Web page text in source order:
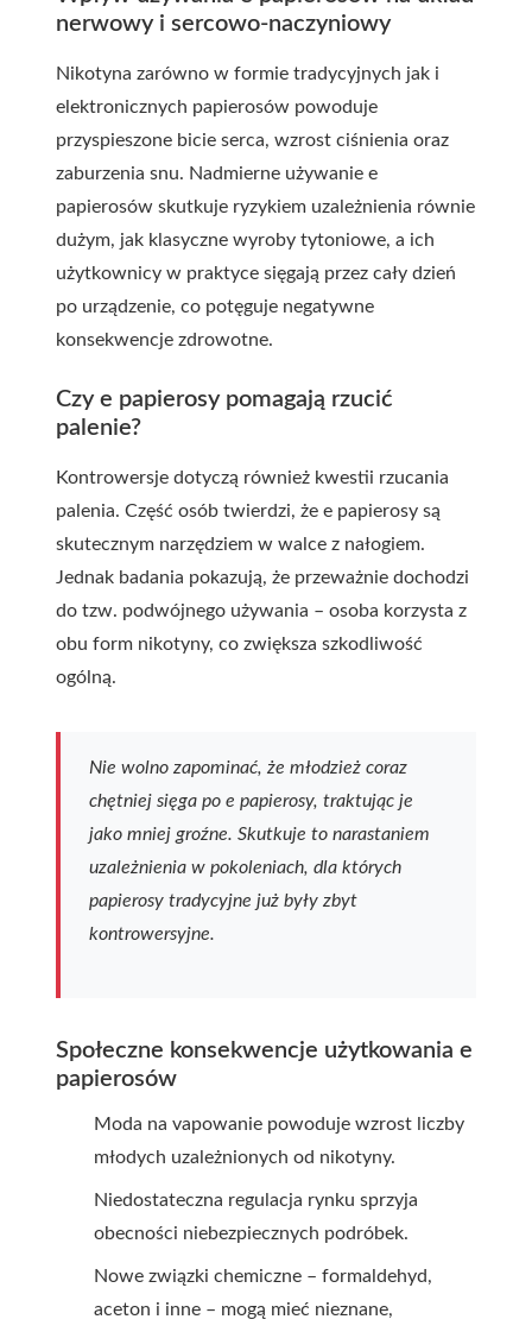
nerwowy i sercowo-naczyniowy
Nikotyna zarówno w formie tradycyjnych jak i
elektronicznych papierosów powoduje
przyspieszone bicie serca, wzrost ciśnienia oraz
zaburzenia snu. Nadmierne używanie e
papierosów skutkuje ryzykiem uzależnienia równie
dużym, jak klasyczne wyroby tytoniowe, a ich
użytkownicy w praktyce sięgają przez cały dzień
po urządzenie, co potęguje negatywne
konsekwencje zdrowotne.
Czy e papierosy pomagają rzucić
palenie?
Kontrowersje dotyczą również kwestii rzucania
palenia. Część osób twierdzi, że e papierosy są
skutecznym narzędziem w walce z nałogiem.
Jednak badania pokazują, że przeważnie dochodzi
do tzw. podwójnego używania – osoba korzysta z
obu form nikotyny, co zwiększa szkodliwość
ogólną.
Nie wolno zapominać, że młodzież coraz
chętniej sięga po e papierosy, traktując je
jako mniej groźne. Skutkuje to narastaniem
uzależnienia w pokoleniach, dla których
papierosy tradycyjne już były zbyt
kontrowersyjne.
Społeczne konsekwencje użytkowania e
papierosów
Moda na vapowanie powoduje wzrost liczby
młodych uzależnionych od nikotyny.
Niedostateczna regulacja rynku sprzyja
obecności niebezpiecznych podróbek.
Nowe związki chemiczne – formaldehyd,
aceton i inne – mogą mieć nieznane,